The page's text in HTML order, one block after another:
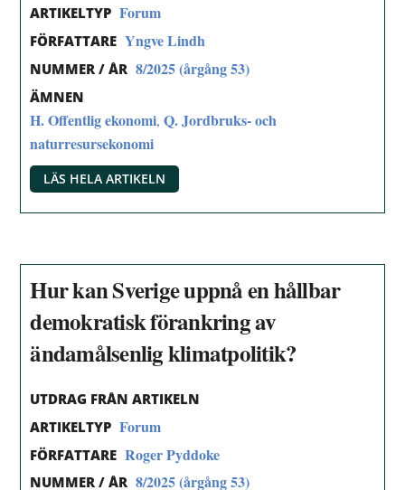
ARTIKELTYP Forum
FÖRFATTARE Yngve Lindh
NUMMER / ÅR 8/2025 (årgång 53)
ÄMNEN
H. Offentlig ekonomi,Q. Jordbruks- och
naturresursekonomi
LÄS HELA ARTIKELN
Hur kan Sverige uppnå en hållbar
demokratisk förankring av
ändamålsenlig klimatpolitik?
UTDRAG FRÅN ARTIKELN
ARTIKELTYP Forum
FÖRFATTARE Roger Pyddoke
NUMMER / ÅR 8/2025 (årgång 53)